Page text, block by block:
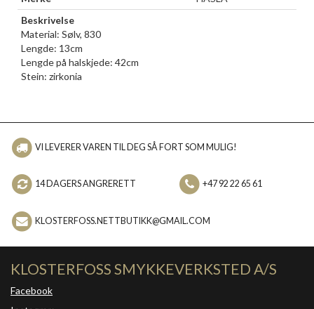
Beskrivelse
Material: Sølv, 830
Lengde: 13cm
Lengde på halskjede: 42cm
Stein: zirkonia
VI LEVERER VAREN TIL DEG SÅ FORT SOM MULIG!
14 DAGERS ANGRERETT +47 92 22 65 61
KLOSTERFOSS.NETTBUTIKK@GMAIL.COM
KLOSTERFOSS SMYKKEVERKSTED A/S
Facebook